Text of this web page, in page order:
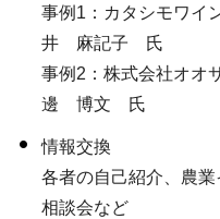
事例1：カタシモワ
井 麻記子 氏
事例2：株式会社オ
邊 博文 氏
情報交換
各者の自己紹介、農業
相談会など